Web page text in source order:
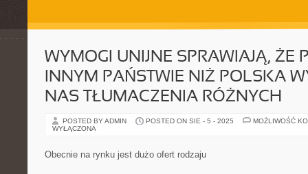
WYMOGI UNIJNE SPRAWIAJĄ, ŻE
INNYM PAŃSTWIE NIŻ POLSKA
NAS TŁUMACZENIA RÓŻNYCH
POSTED BY ADMIN POSTED ON SIE - 5 - 2025
MOŻLIWOŚĆ
WYŁĄCZONA
Obecnie na rynku jest dużo ofert rodzaju